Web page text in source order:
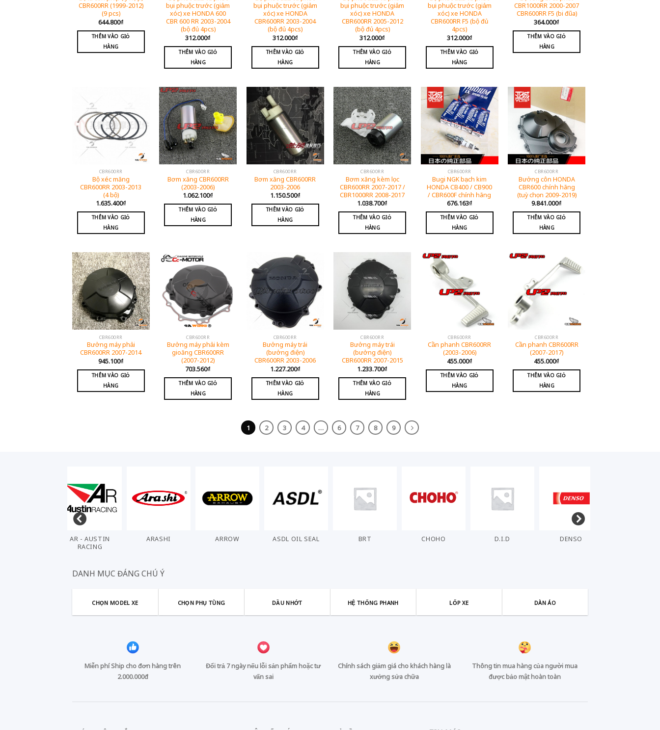
CBR600RR (1999-2012)
(9 pcs)
644.800₫
THÊM VÀO GIỎ
HÀNG
bụi phuộc trước (giảm
xóc) xe HONDA 600
CBR 600 RR 2003-2004
(bộ đủ 4pcs)
312.000₫
THÊM VÀO GIỎ
HÀNG
bụi phuộc trước (giảm
xóc) xe HONDA
CBR600RR 2003-2004
(bộ đủ 4pcs)
312.000₫
THÊM VÀO GIỎ
HÀNG
bụi phuộc trước (giảm
xóc) xe HONDA
CBR600RR 2005-2012
(bộ đủ 4pcs)
312.000₫
THÊM VÀO GIỎ
HÀNG
bụi phuộc trước (giảm
xóc) xe HONDA
CBR600RR F5 (bộ đủ
4pcs)
312.000₫
THÊM VÀO GIỎ
HÀNG
CBR1000RR 2000-2007
CBR600RR F5 (bi đũa)
364.000₫
THÊM VÀO GIỎ
HÀNG
CBR600RR
Bộ xéc măng
CBR600RR 2003-2013
(4 bộ)
1.635.400₫
THÊM VÀO GIỎ
HÀNG
CBR600RR
Bơm xăng CBR600RR
(2003-2006)
1.062.100₫
THÊM VÀO GIỎ
HÀNG
CBR600RR
Bơm xăng CBR600RR
2003-2006
1.150.500₫
THÊM VÀO GIỎ
HÀNG
CBR600RR
Bơm xăng kèm lọc
CBR600RR 2007-2017 /
CBR1000RR 2008-2017
1.038.700₫
THÊM VÀO GIỎ
HÀNG
CBR600RR
Bugi NGK bạch kim
HONDA CB400 / CB900
/ CBR600F chính hãng
676.163₫
THÊM VÀO GIỎ
HÀNG
CBR600RR
Bưởng côn HONDA
CBR600 chính hãng
(tuỳ chọn 2009-2019)
9.841.000₫
THÊM VÀO GIỎ
HÀNG
CBR600RR
Bưởng máy phải
CBR600RR 2007-2014
945.100₫
THÊM VÀO GIỎ
HÀNG
CBR600RR
Bưởng máy phải kèm
gioăng CBR600RR
(2007-2012)
703.560₫
THÊM VÀO GIỎ
HÀNG
CBR600RR
Bưởng máy trái
(bưởng điện)
CBR600RR 2003-2006
1.227.200₫
THÊM VÀO GIỎ
HÀNG
CBR600RR
Bưởng máy trái
(bưởng điện)
CBR600RR 2007-2015
1.233.700₫
THÊM VÀO GIỎ
HÀNG
CBR600RR
Cần phanh CBR600RR
(2003-2006)
455.000₫
THÊM VÀO GIỎ
HÀNG
CBR600RR
Cần phanh CBR600RR
(2007-2017)
455.000₫
THÊM VÀO GIỎ
HÀNG
1 2 3 4 … 6 7 8 9
AR - AUSTIN
RACING
ARASHI ARROW ASDL OIL SEAL BRT CHOHO D.I.D DENSO
DANH MỤC ĐÁNG CHÚ Ý
CHỌN MODEL XE CHỌN PHỤ TÙNG DẦU NHỚT HỆ THỐNG PHANH LỐP XE DÀN ÁO
Miễn phí Ship cho đơn hàng trên
2.000.000đ
Đổi trả 7 ngày nếu lỗi sản phẩm hoặc tư
vấn sai
Chính sách giảm giá cho khách hàng là
xưởng sửa chữa
Thông tin mua hàng của người mua
được bảo mật hoàn toàn